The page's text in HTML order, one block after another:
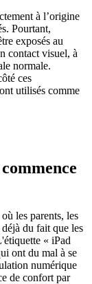
à l’origine
Pourtant,
exposés au
contact visuel, à
normale.
ces
utilisés comme
les parents, les
déjà du fait que les
« iPad
ont du mal à se
numérique
de confort par